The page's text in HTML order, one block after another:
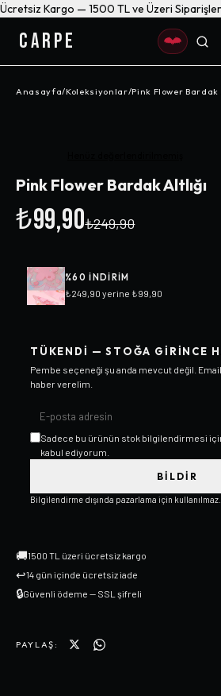
Ücretsiz Kargo — 1500 TL ve Üzeri
CARPE
Anasayfa/Koleksiyonlar/Pink Flower Bardak
Pink Flower Bardak Altlığı
₺99,90₺249,90
%60 INDIRIM
₺249,90 yerine ₺99,90
TÜKENDI — STOĞA GIRINCE
Pembe seçeneği şu anda mevcut değil.
haber verelim.
Sadece bu ürünün stok bilgilendirmesi
kabul ediyorum.
BILDIR
Bilgilendirme dışında pazarlama için kullanılmaz.
🚚1500 TL üzeri ücretsiz kargo
↩14 gün içinde ücretsiz iade
🔒Güvenli ödeme — SSL şifreli
PAYLAŞ: